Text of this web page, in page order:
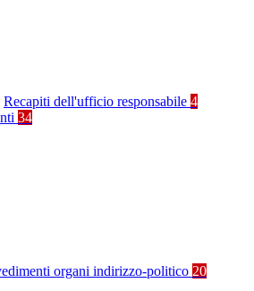
Recapiti dell'ufficio responsabile 4
34
organi indirizzo-politico 20